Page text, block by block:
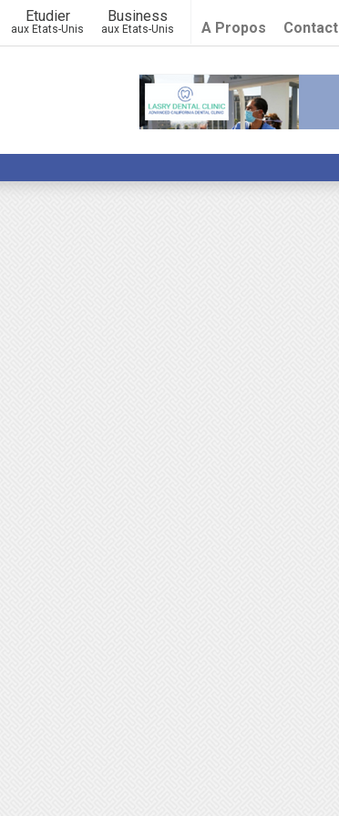
Etudier
aux Etats-Unis
Business
aux Etats-Unis A Propos Contact